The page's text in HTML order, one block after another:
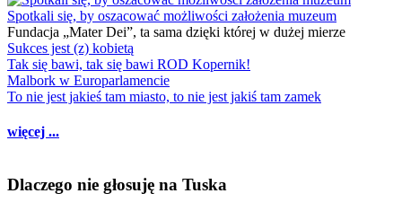
Spotkali się, by oszacować możliwości założenia muzeum
Fundacja „Mater Dei”, ta sama dzięki której w dużej mierze
Sukces jest (z) kobietą
Tak się bawi, tak się bawi ROD Kopernik!
Malbork w Europarlamencie
To nie jest jakieś tam miasto, to nie jest jakiś tam zamek
więcej ...
Dlaczego nie głosuję na Tuska